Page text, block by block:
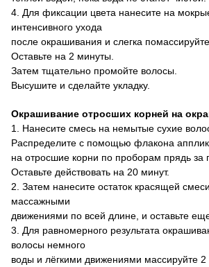
4. Для фиксации цвета нанесите на
интенсивного ухода
после окрашивания и слегка помассируйте.
Оставьте на 2 минуты.
Затем тщательно промойте волосы.
Высушите и сделайте укладку.
Окрашивание отросших корней на
1. Нанесите смесь на немытые сухие
Распределите с помощью флакона
на отросшие корни по проборам прядь за
Оставьте действовать на 20 минут.
2. Затем нанесите остаток красящей
массажными
движениями по всей длине, и оставьте
3. Для равномерного результата
волосы немного
воды и лёгкими движениями массируйте